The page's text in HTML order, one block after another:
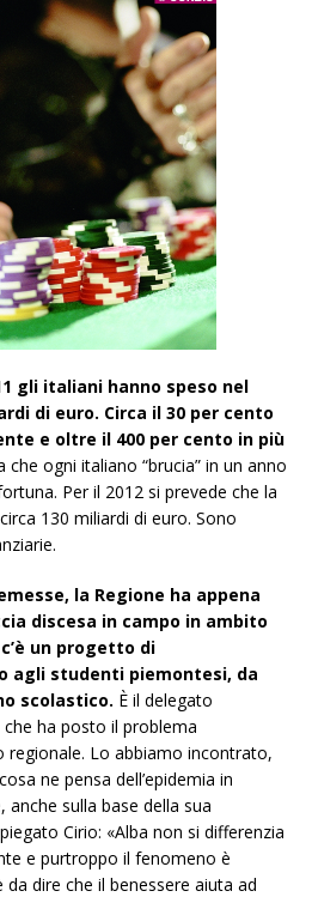
gli italiani hanno speso nel
di euro. Circa il 30 per cento
e oltre il 400 per cento in più
che ogni italiano “brucia” in un anno
Per il 2012 si prevede che la
130 miliardi di euro. Sono
la Regione ha appena
discesa in campo in ambito
un progetto di
agli studenti piemontesi, da
scolastico. È il delegato
che ha posto il problema
regionale. Lo abbiamo incontrato,
ne pensa dell’epidemia in
anche sulla base della sua
Cirio: «Alba non si differenzia
e purtroppo il fenomeno è
da dire che il benessere aiuta ad